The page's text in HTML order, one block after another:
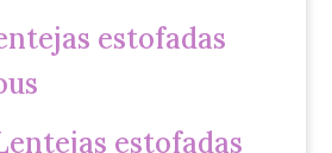
estofadas
estofadas